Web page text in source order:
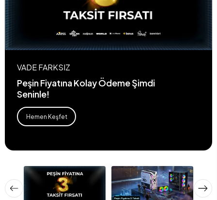
VADE FARKSIZ
Peşin Fiyatına Kolay Ödeme Şimdi
Seninle!
Hemen Keşfet